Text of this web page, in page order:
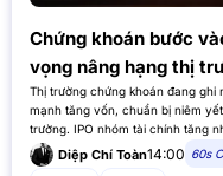
Chứng khoán bước
vọng nâng hạng thị
Thị trường chứng khoán đang ghi
mạnh tăng vốn, chuẩn bị niêm
trường. IPO nhóm tài chính tăng
đang…Diệp Chí Toàn14:00 60s